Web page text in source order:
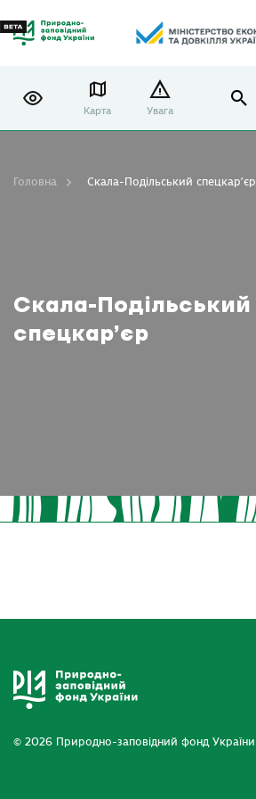
Карта Увага
Скала-Подільський
спецкар’єр
Головна Скала-Подільський спецкар’єр
© 2026 Природно-заповідний фонд України